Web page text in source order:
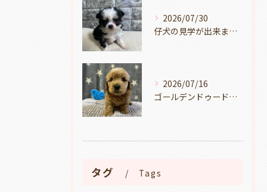
2026/07/30
仔犬の見学が出来ます🐶岐阜県養老町のブリーダーワンダフルパピーです。
2026/07/16
ゴールデンドゥードルの仔犬の見学が出来ます🐶🐶🐶岐阜県養老町のブリーダーワンダフルパピーです。
タグ Tags